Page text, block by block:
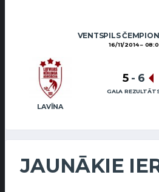
VENTSPILS
16/11/2014
LAVĪNA
5 - 6
GALA
JAUNĀKIE